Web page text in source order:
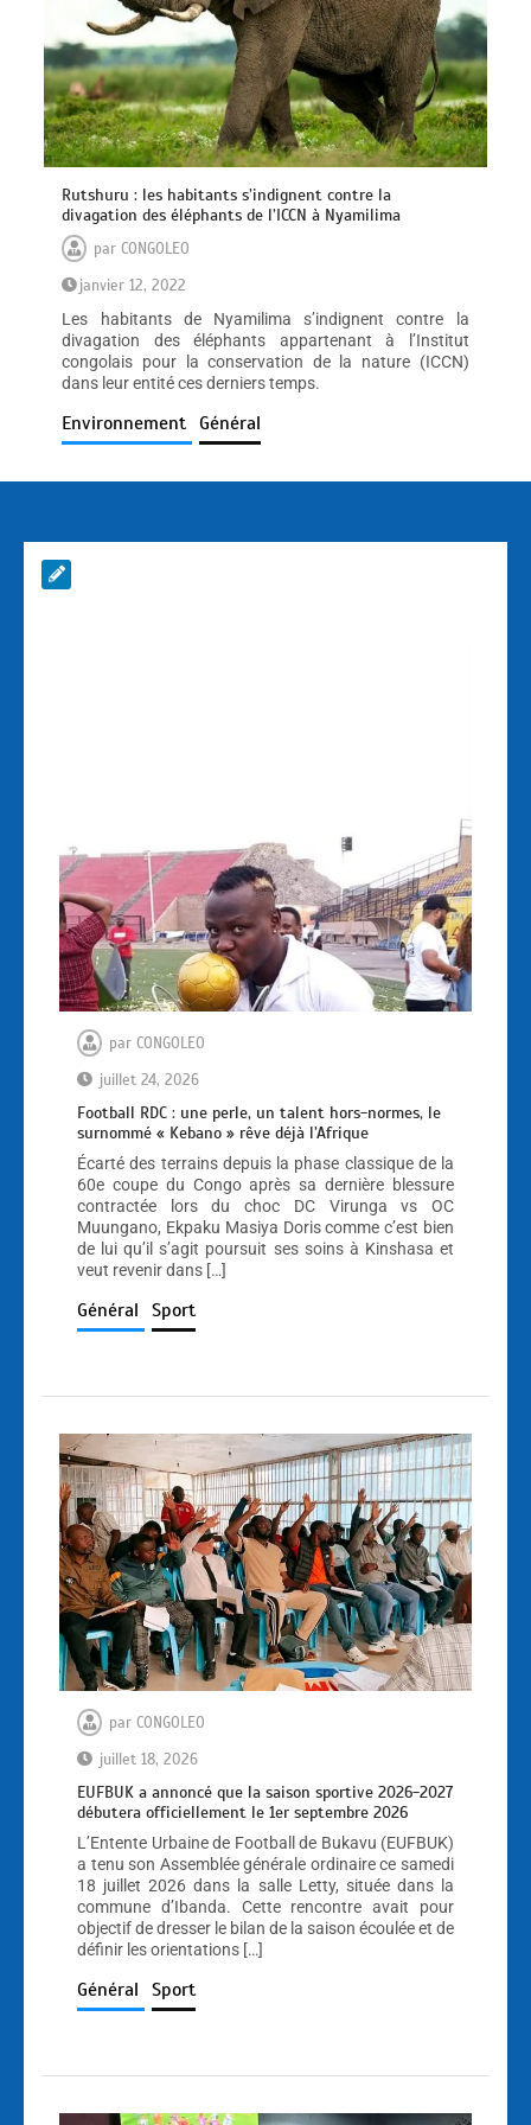
Rutshuru : les habitants s’indignent contre la
divagation des éléphants de l’ICCN à Nyamilima
parCONGOLEO
janvier 12, 2022
Les habitants de Nyamilima s’indignent contre la
divagation des éléphants appartenant à l’Institut
congolais pour la conservation de la nature (ICCN)
dans leur entité ces derniers temps.
Environnement Général
par CONGOLEO
juillet 24, 2026
Football RDC : une perle, un talent hors-normes, le
surnommé « Kebano » rêve déjà l’Afrique
Écarté des terrains depuis la phase classique de la
60e coupe du Congo après sa dernière blessure
contractée lors du choc DC Virunga vs OC
Muungano, Ekpaku Masiya Doris comme c’est bien
de lui qu’il s’agit poursuit ses soins à Kinshasa et
veut revenir dans […]
Général Sport
par CONGOLEO
juillet 18, 2026
EUFBUK a annoncé que la saison sportive 2026-2027
débutera officiellement le 1er septembre 2026
L’Entente Urbaine de Football de Bukavu (EUFBUK)
a tenu son Assemblée générale ordinaire ce samedi
18 juillet 2026 dans la salle Letty, située dans la
commune d’Ibanda. Cette rencontre avait pour
objectif de dresser le bilan de la saison écoulée et de
définir les orientations […]
Général Sport